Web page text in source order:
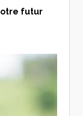
futur